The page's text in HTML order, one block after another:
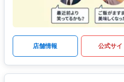
店舗情報 公式サイ